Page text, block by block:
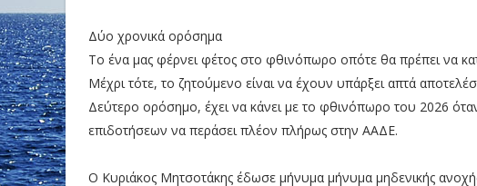
Δύο χρονικά ορόσημα
Το ένα μας φέρνει φέτος στο φθινόπωρο οπότε θα πρέπει να
Μέχρι τότε, το ζητούμενο είναι να έχουν υπάρξει απτά
Δεύτερο ορόσημο, έχει να κάνει με το φθινόπωρο του 2026
επιδοτήσεων να περάσει πλέον πλήρως στην ΑΑΔΕ.
Ο Κυριάκος Μητσοτάκης έδωσε μήνυμα μήνυμα μηδενικής